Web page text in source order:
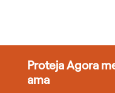
Proteja Agora
ama